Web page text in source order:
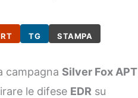
RT TG STAMPA
campagna Silver Fox APT
le difese EDR su